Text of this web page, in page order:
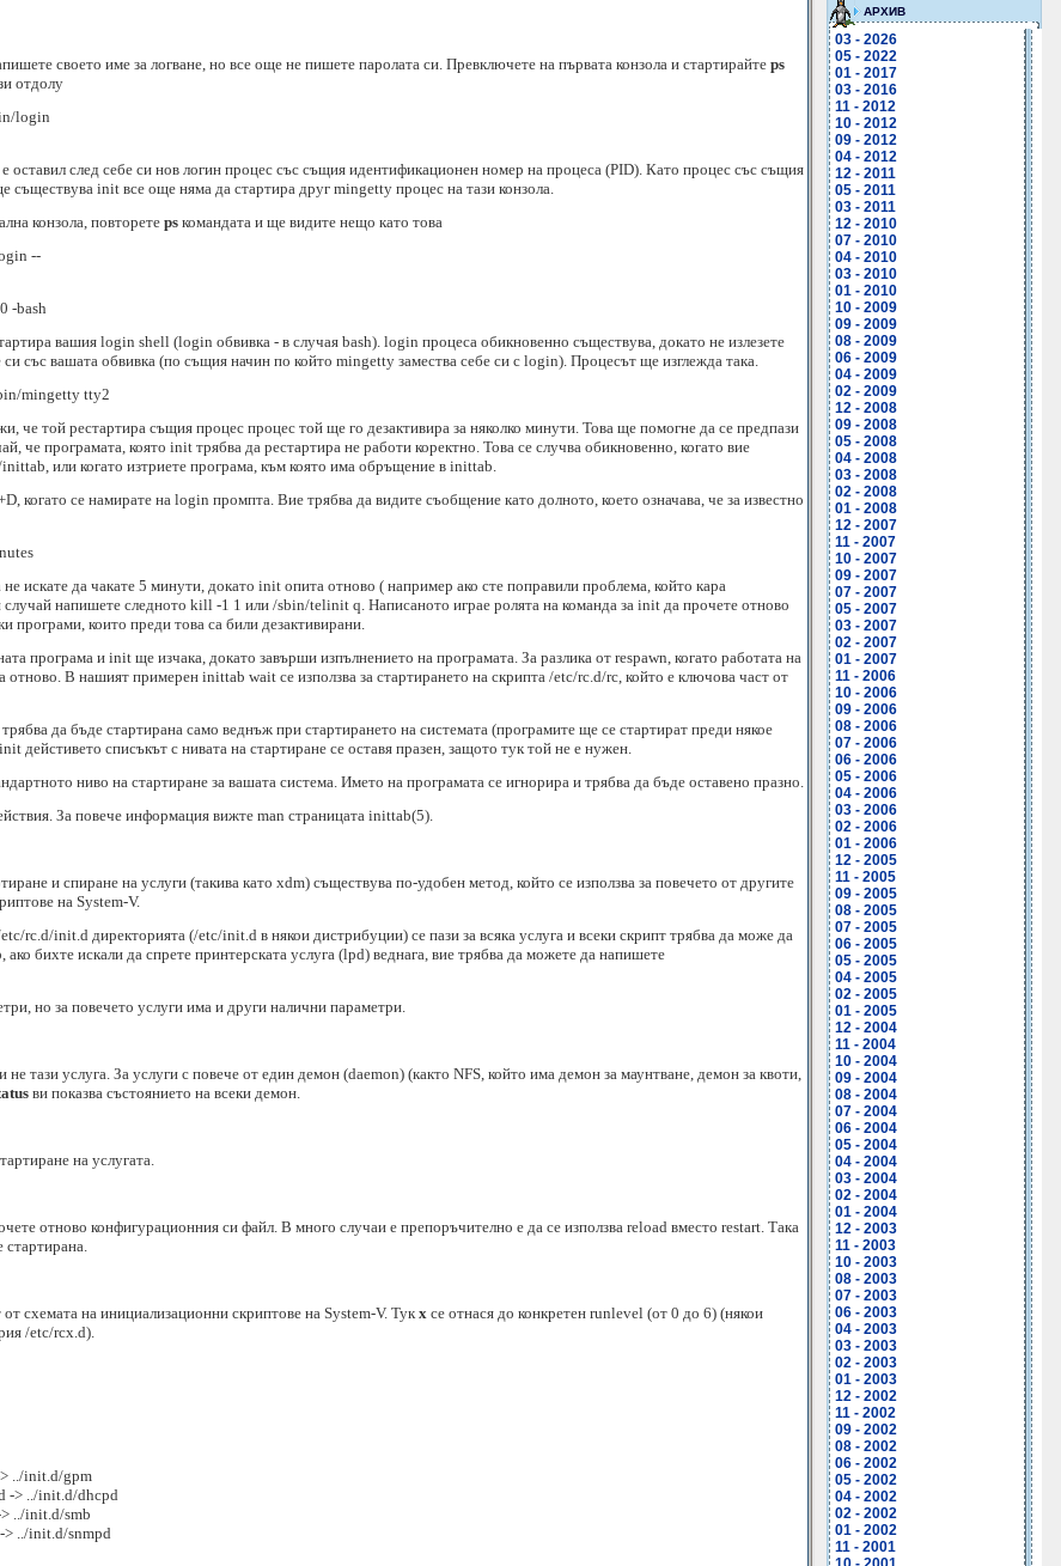
своето име за логване, но все още не пишете паролата си. Превключете на първата конзола и стартирайте ps
отдолу
login
след себе си нов логин процес със същия идентификационен номер на процеса (PID). Като процес със същия
init все още няма да стартира друг mingetty процес на тази конзола.
конзола, повторете ps командата и ще видите нещо като това
--
-bash
вашия login shell (login обвивка - в случая bash). login процеса обикновенно съществува, докато не излезете
със вашата обвивка (по същия начин по който mingetty замества себе си с login). Процесът ще изглежда така.
mingetty tty2
че той рестартира същия процес процес той ще го дезактивира за няколко минути. Това ще помогне да се предпази
че програмата, която init трябва да рестартира не работи коректно. Това се случва обикновенно, когато вие
или когато изтриете програма, към която има обръщение в inittab.
когато се намирате на login промпта. Вие трябва да видите съобщение като долното, което означава, че за известно
искате да чакате 5 минути, докато init опита отново ( например ако сте поправили проблема, който кара
случай напишете следното kill -1 1 или /sbin/telinit q. Написаното играе ролята на команда за init да прочете отново
програми, които преди това са били дезактивирани.
програма и init ще изчака, докато завърши изпълнението на програмата. За разлика от respawn, когато работата на
отново. В нашият примерен inittab wait се използва за стартирането на скрипта /etc/rc.d/rc, който е ключова част от
да бъде стартирана само веднъж при стартирането на системата (програмите ще се стартират преди някое
дейстивето списъкът с нивата на стартиране се оставя празен, защото тук той не е нужен.
ниво на стартиране за вашата система. Името на програмата се игнорира и трябва да бъде оставено празно.
За повече информация вижте man страницата inittab(5).
и спиране на услуги (такива като xdm) съществува по-удобен метод, който се използва за повечето от другите
на System-V.
rc.d/init.d директорията (/etc/init.d в някои дистрибуции) се пази за всяка услуга и всеки скрипт трябва да може да
бихте искали да спрете принтерската услуга (lpd) веднага, вие трябва да можете да напишете
но за повечето услуги има и други налични параметри.
тази услуга. За услуги с повече от един демон (daemon) (както NFS, който има демон за маунтване, демон за квоти,
ви показва състоянието на всеки демон.
на услугата.
отново конфигурационния си файл. В много случаи е препоръчително е да се използва reload вместо restart. Така
стартирана.
схемата на инициализационни скриптове на System-V. Тук х се отнася до конкретен runlevel (от 0 до 6) (някои
/etc/rcx.d).
../init.d/gpm
-> ../init.d/dhcpd
../init.d/smb
../init.d/snmpd
АРХИВ
03 - 2026
05 - 2022
01 - 2017
03 - 2016
11 - 2012
10 - 2012
09 - 2012
04 - 2012
12 - 2011
05 - 2011
03 - 2011
12 - 2010
07 - 2010
04 - 2010
03 - 2010
01 - 2010
10 - 2009
09 - 2009
08 - 2009
06 - 2009
04 - 2009
02 - 2009
12 - 2008
09 - 2008
05 - 2008
04 - 2008
03 - 2008
02 - 2008
01 - 2008
12 - 2007
11 - 2007
10 - 2007
09 - 2007
07 - 2007
05 - 2007
03 - 2007
02 - 2007
01 - 2007
11 - 2006
10 - 2006
09 - 2006
08 - 2006
07 - 2006
06 - 2006
05 - 2006
04 - 2006
03 - 2006
02 - 2006
01 - 2006
12 - 2005
11 - 2005
09 - 2005
08 - 2005
07 - 2005
06 - 2005
05 - 2005
04 - 2005
02 - 2005
01 - 2005
12 - 2004
11 - 2004
10 - 2004
09 - 2004
08 - 2004
07 - 2004
06 - 2004
05 - 2004
04 - 2004
03 - 2004
02 - 2004
01 - 2004
12 - 2003
11 - 2003
10 - 2003
08 - 2003
07 - 2003
06 - 2003
04 - 2003
03 - 2003
02 - 2003
01 - 2003
12 - 2002
11 - 2002
09 - 2002
08 - 2002
06 - 2002
05 - 2002
04 - 2002
02 - 2002
01 - 2002
11 - 2001